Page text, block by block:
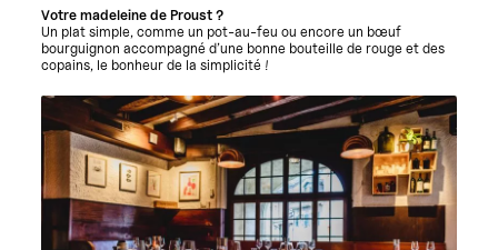
Votre madeleine de Proust ?
Un plat simple, comme un pot-au-feu ou encore un bœuf
bourguignon accompagné d’une bonne bouteille de rouge et des
copains, le bonheur de la simplicité !